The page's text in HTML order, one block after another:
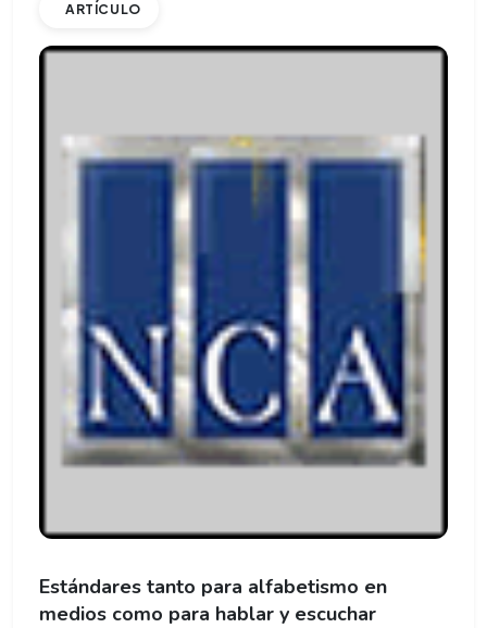
ARTÍCULO
Estándares tanto para alfabetismo en
medios como para hablar y escuchar